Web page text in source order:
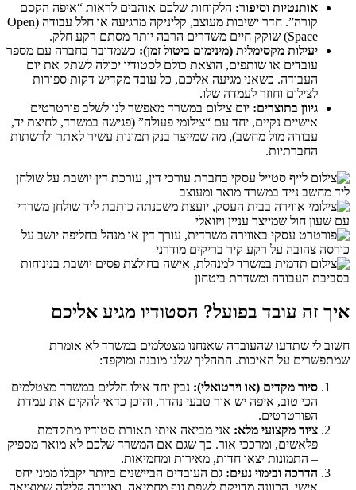
אותנטיות וסיפור: הלקוחות שלכם אוהבים לראות “איפה הקסם
קורה”. חדר ישיבות מעוצב, קליניקה מרגיעה או חלל עבודה (Open
Space) שוקק חיים משדרים הרבה יותר מסתם רקע חלק.
יעילות מקסימלית (מינימום ביטול זמן): כשמדובר בחברה עם מספר
עובדים או שותפים, הוצאת כולם לסטודיו יכולה לשתק את יום
העבודה. כשאני מגיעה אליכם, כל עובד מקדיש דקות ספורות
לצילום וחוזר לעמדה שלו.
גיוון בתוצרים: יום צילום במשרד מאפשר לנו לשלב פורטרטים
אישיים נקיים, יחד עם “צילומי פעולה” (פגישה במשרד, לחיצת יד,
עבודה מול מחשב), מה שמייצר בנק תמונות עשיר לאתר ולרשתות
החברתיות.
איך זה עובד בפועל? הסטודיו מגיע אליכם
חשוב לי שתדעו שהעובדה שאנחנו מצטלמים במשרד לא אומרת
שמתפשרים על האיכות. התהליך שלנו מובנה ומוקפד:
סיור מקדים (או וירטואלי): נבין יחד אילו חללים במשרד מצטלמים
הכי טוב, איפה יש אור טבעי נהדר, והיכן כדאי להקים את עמדת
הפורטרטים.
ציוד מקצועי מלא: אני מביאה איתי תאורת סטודיו מתקדמת
פלאשים, ומרככי אור. כך שגם אם המשרד שלכם לא מואר מספיק
– התמונות יצאו חדות, מאירות ומחמיאות.
הדרכה ובימוי נעים: גם העובדים הביישנים ביותר יקבלו ממני יחס